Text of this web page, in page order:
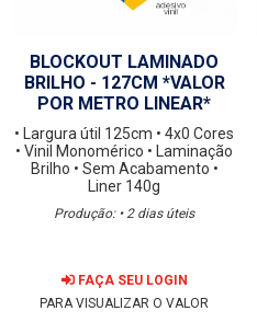
BLOCKOUT LAMINADO
BRILHO - 127CM *VALOR
POR METRO LINEAR*
• Largura útil 125cm • 4x0 Cores
• Vinil Monomérico • Laminação
Brilho • Sem Acabamento •
Liner 140g
Produção: • 2 dias úteis
FAÇA SEU LOGIN
PARA VISUALIZAR O VALOR